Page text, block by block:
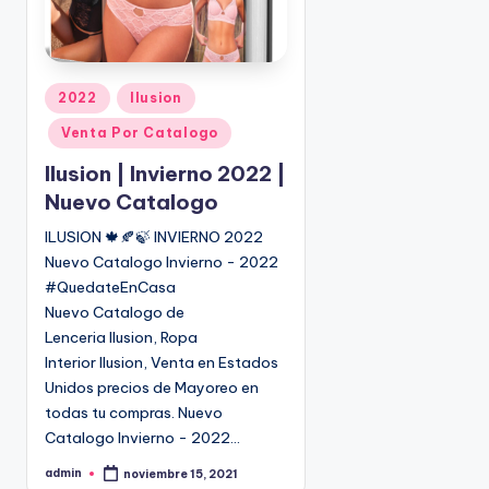
P
b
l
i
c
a
d
o
e
n
2022 Ilusion
Venta Por Catalogo
Ilusion | Invierno 2022 |
Nuevo Catalogo
ILUSION 🍁🍂🍃 INVIERNO 2022
Nuevo Catalogo Invierno - 2022
#QuedateEnCasa
Nuevo Catalogo de
Lenceria Ilusion, Ropa
Interior Ilusion, Venta en Estados
Unidos precios de Mayoreo en
todas tu compras. Nuevo
Catalogo Invierno - 2022…
P
admin noviembre 15, 2021